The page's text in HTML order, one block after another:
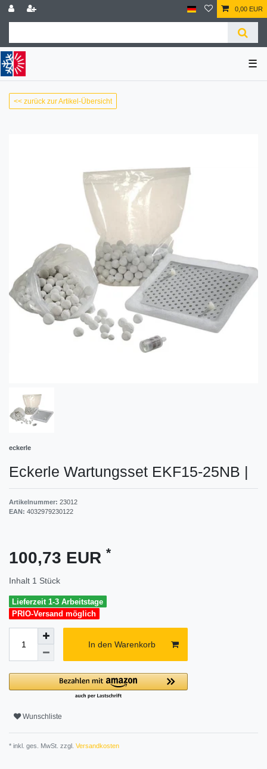
0,00 EUR
☰
<< zurück zur Artikel-Übersicht
eckerle
Eckerle Wartungsset EKF15-25NB |
Artikelnummer: 23012
EAN: 4032979230122
100,73 EUR *
Inhalt 1 Stück
Lieferzeit 1-3 Arbeitstage
PRIO-Versand möglich
In den Warenkorb
Wunschliste
* inkl. ges. MwSt. zzgl. Versandkosten